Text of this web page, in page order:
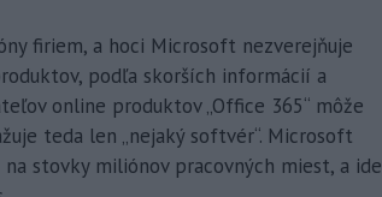
firiem, a hoci Microsoft nezverejňuje
podľa skorších informácií a
online produktov „Office 365“ môže
teda len „nejaký softvér“. Microsoft
stovky miliónov pracovných miest, a ide